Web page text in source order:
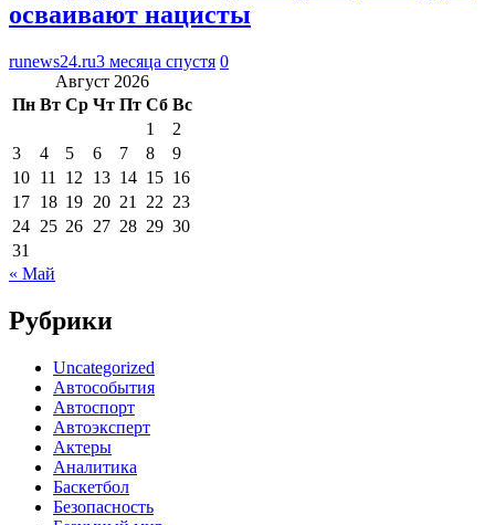
осваивают нацисты
runews24.ru3 месяца спустя 0
Август 2026
Пн Вт Ср Чт Пт Сб Вс
1
2
3
4 5 6 7 8
9
10 11 12 13 14 15 16
17 18 19 20 21 22 23
24 25 26 27 28 29 30
31
« Май
Рубрики
Uncategorized
Автособытия
Автоспорт
Автоэксперт
Актеры
Аналитика
Баскетбол
Безопасность